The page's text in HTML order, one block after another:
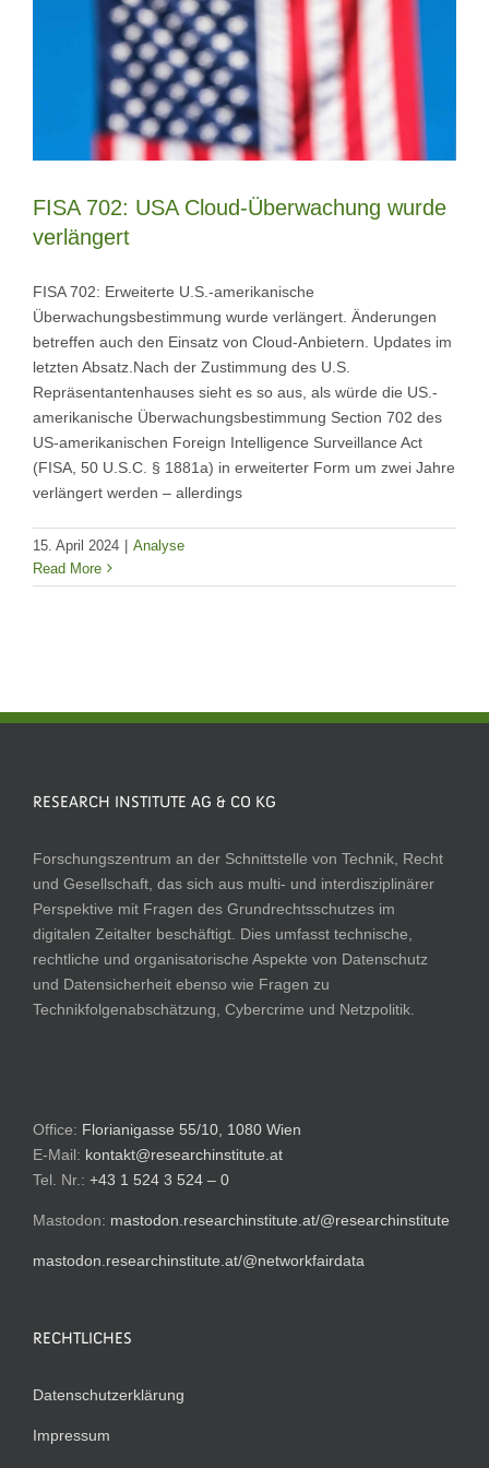
FISA 702: USA Cloud-Überwachung wurde
verlängert
FISA 702: Erweiterte U.S.-amerikanische
Überwachungsbestimmung wurde verlängert. Änderungen
betreffen auch den Einsatz von Cloud-Anbietern. Updates im
letzten Absatz.Nach der Zustimmung des U.S.
Repräsentantenhauses sieht es so aus, als würde die US.-
amerikanische Überwachungsbestimmung Section 702 des
US-amerikanischen Foreign Intelligence Surveillance Act
(FISA, 50 U.S.C. § 1881a) in erweiterter Form um zwei Jahre
verlängert werden – allerdings
15. April 2024 | Analyse
Read More
RESEARCH INSTITUTE AG & CO KG
Forschungszentrum an der Schnittstelle von Technik, Recht
und Gesellschaft, das sich aus multi- und interdisziplinärer
Perspektive mit Fragen des Grundrechtsschutzes im
digitalen Zeitalter beschäftigt. Dies umfasst technische,
rechtliche und organisatorische Aspekte von Datenschutz
und Datensicherheit ebenso wie Fragen zu
Technikfolgenabschätzung, Cybercrime und Netzpolitik.
Office: Florianigasse 55/10, 1080 Wien
E-Mail: kontakt@researchinstitute.at
Tel. Nr.: +43 1 524 3 524 – 0
Mastodon: mastodon.researchinstitute.at/@researchinstitute
mastodon.researchinstitute.at/@networkfairdata
RECHTLICHES
Datenschutzerklärung
Impressum